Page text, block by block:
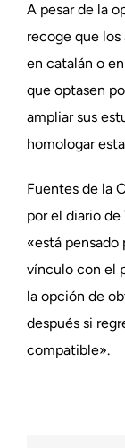
A pesar de la
recoge que
en catalán o
que optasen
ampliar sus
homologar
Fuentes de la
por el diario
«está
vínculo con el
la opción de
después si
compatible».